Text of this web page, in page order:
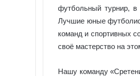
футбольный турнир, в
Лучшие юные
команд и спортивных
своё мастерство на
Нашу команду